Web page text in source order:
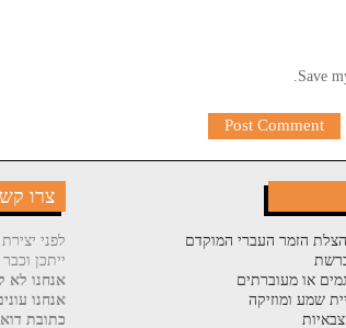
Save
צרו
לפני
ייתכן
אנחנו לא
אנחנו
כתובת
הזמר העברי המוקדם
או מעוברתים
שמע ומוזיקה